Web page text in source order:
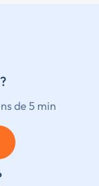
de 5 min